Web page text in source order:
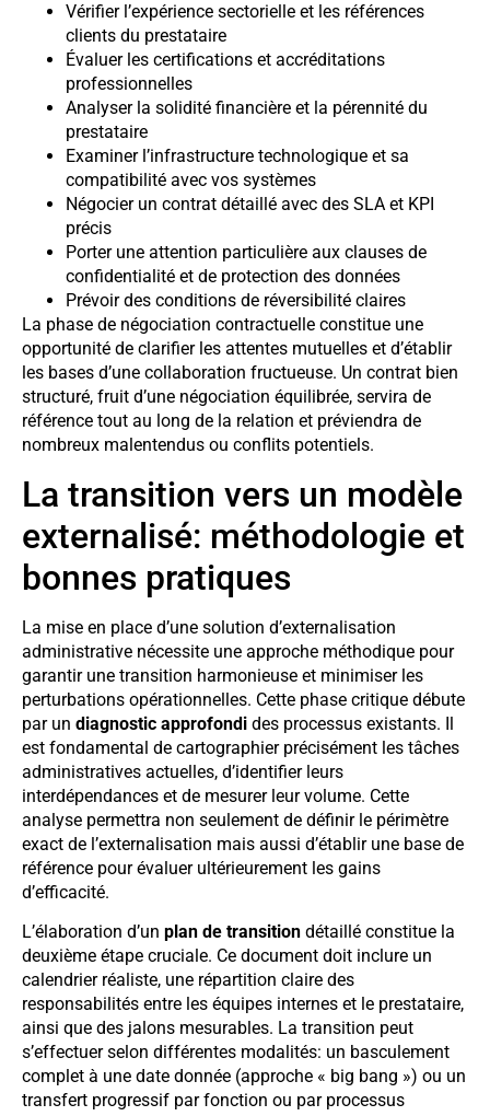
Vérifier l’expérience sectorielle et les références
clients du prestataire
Évaluer les certifications et accréditations
professionnelles
Analyser la solidité financière et la pérennité du
prestataire
Examiner l’infrastructure technologique et sa
compatibilité avec vos systèmes
Négocier un contrat détaillé avec des SLA et KPI
précis
Porter une attention particulière aux clauses de
confidentialité et de protection des données
Prévoir des conditions de réversibilité claires
La phase de négociation contractuelle constitue une
opportunité de clarifier les attentes mutuelles et d’établir
les bases d’une collaboration fructueuse. Un contrat bien
structuré, fruit d’une négociation équilibrée, servira de
référence tout au long de la relation et préviendra de
nombreux malentendus ou conflits potentiels.
La transition vers un modèle
externalisé: méthodologie et
bonnes pratiques
La mise en place d’une solution d’externalisation
administrative nécessite une approche méthodique pour
garantir une transition harmonieuse et minimiser les
perturbations opérationnelles. Cette phase critique débute
par un diagnostic approfondi des processus existants. Il
est fondamental de cartographier précisément les tâches
administratives actuelles, d’identifier leurs
interdépendances et de mesurer leur volume. Cette
analyse permettra non seulement de définir le périmètre
exact de l’externalisation mais aussi d’établir une base de
référence pour évaluer ultérieurement les gains
d’efficacité.
L’élaboration d’un plan de transition détaillé constitue la
deuxième étape cruciale. Ce document doit inclure un
calendrier réaliste, une répartition claire des
responsabilités entre les équipes internes et le prestataire,
ainsi que des jalons mesurables. La transition peut
s’effectuer selon différentes modalités: un basculement
complet à une date donnée (approche « big bang ») ou un
transfert progressif par fonction ou par processus